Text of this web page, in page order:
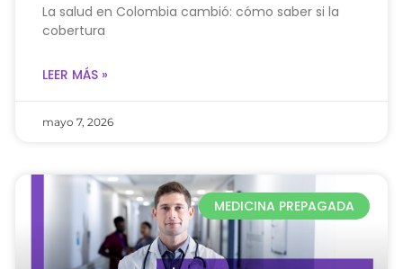
La salud en Colombia cambió: cómo saber si la
cobertura
LEER MÁS »
mayo 7, 2026
MEDICINA PREPAGADA